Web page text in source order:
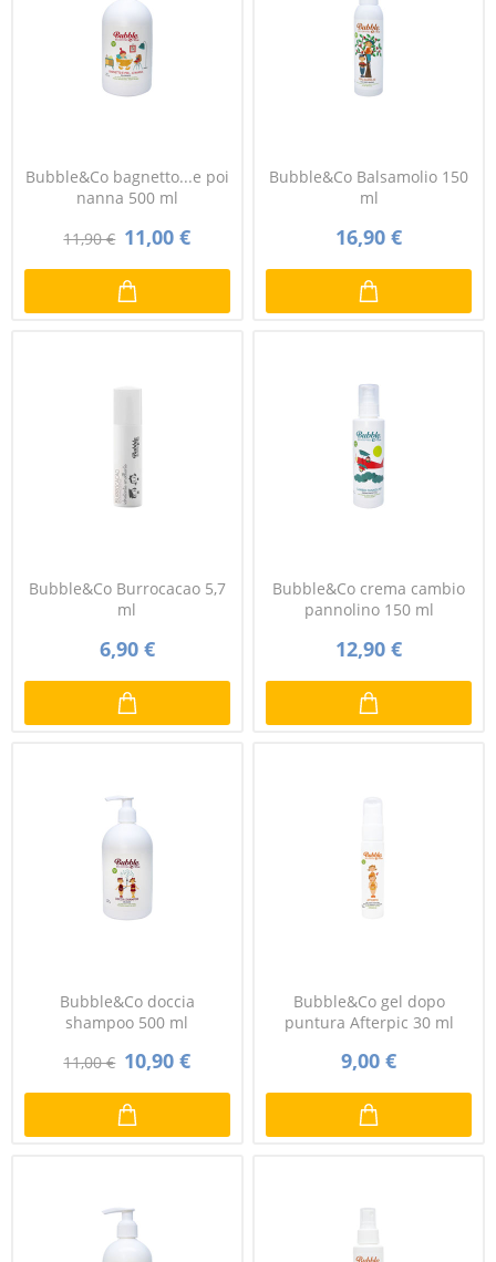
Bubble&Co bagnetto...e poi
nanna 500 ml
11,90 € 11,00 €
Bubble&Co Balsamolio 150
ml
16,90 €
Bubble&Co Burrocacao 5,7
ml
6,90 €
Bubble&Co crema cambio
pannolino 150 ml
12,90 €
Bubble&Co doccia
shampoo 500 ml
11,00 € 10,90 €
Bubble&Co gel dopo
puntura Afterpic 30 ml
9,00 €